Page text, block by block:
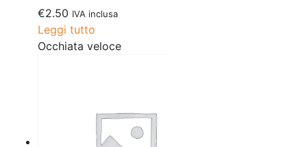
€2.50 IVA inclusa
Leggi tutto
Occhiata veloce